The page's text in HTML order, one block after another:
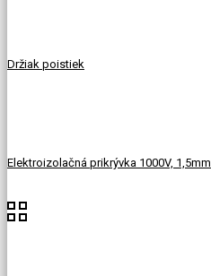
Držiak poistiek
Elektroizolačná prikrývka 1000V, 1,5mm